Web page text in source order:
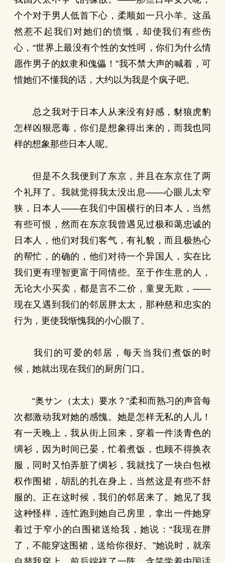
个个对于男人低首下心，柔顺如一只小羊。这虽
然惹不起我们对她们的愤慨，却使我们有些伤
心，“世界上最没有个性的女性呵，你们为什么情
愿作男子的奴隶和傀儡！”我不禁大声的喊着，可
惜她们不懂我的话，大约以为我是个疯子吧。
总之我对于日本人从来没有好感，豺狼虎豹
怎样凶狠恶毒，你们是想象得出来的，而我也同
样的想象那些日本人呢。
但是不久我便到了东京，并且在东京住了两
个礼拜了。我就觉得我太没出息——心眼儿太窄
狭，日本人——在我们中国横行的日本人，当然
有些可恨，然而在东京我曾遇见过极和蔼忠诚的
日本人，他们对我们客气，有礼貌，而且极热心
的帮忙，的确的，他们对待一个异国人，实在比
我们更有理智更富于同情些。至于作生意的人，
无论大小买卖，都是言不二价，童叟无欺，——
现在又遇到我们的邻居胖太太，那种慈和忠实的
行为，更使我惭愧我的小心眼了。
我们的可爱的邻居，每天当我们煮饭的时
候，她就出现在我们的厨房门口。
“奥サン（太太）要水？”柔和而熟习的声音每
次都激动我对她的感愧。她是怎样无私的人儿！
有一天晚上，我从街上回来，穿着一件淡青色的
绸衫，因为时间已晏，忙着煮饭，也顾不得换衣
服，同时又怕弄脏了绸衫，我就找了一块白包袱
权作围裙，胡乱的扎在身上，当然这是有些不舒
服的。正在这时候，我们的邻居来了。她见了我
这种怪样，连忙跑到她自己房里，拿出一件她穿
着过于窄小的白围裙送给我，她说：“我现在胖
了，不能穿这围裙，送给你很好。”她说时，就亲